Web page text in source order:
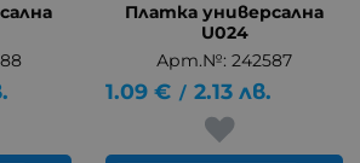
Платка универсална
U024
Арт.№: 242587
1.09 € / 2.13 лв.